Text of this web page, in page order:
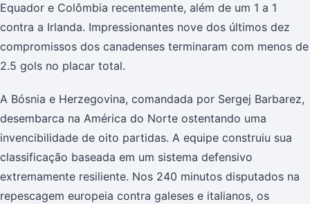
Equador e Colômbia recentemente, além de um 1 a 1
contra a Irlanda. Impressionantes nove dos últimos dez
compromissos dos canadenses terminaram com menos de
2.5 gols no placar total.
A Bósnia e Herzegovina, comandada por Sergej Barbarez,
desembarca na América do Norte ostentando uma
invencibilidade de oito partidas. A equipe construiu sua
classificação baseada em um sistema defensivo
extremamente resiliente. Nos 240 minutos disputados na
repescagem europeia contra galeses e italianos, os